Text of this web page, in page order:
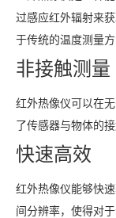
过感应红外辐射来
于传统的温度测量
非接触测量
红外热像仪可以在
了传感器与物体的
快速高效
红外热像仪能够快
间分辨率，使得对